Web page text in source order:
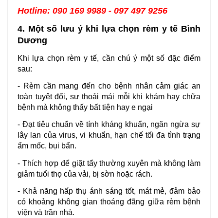
Hotline: 090 169 9989 - 097 497 9256
4. Một số lưu ý khi lựa chọn rèm y tế Bình
Dương
Khi lựa chọn rèm y tế, cần chú ý một số đặc điểm
sau:
- Rèm cần mang đến cho bệnh nhân cảm giác an
toàn tuyệt đối, sự thoải mái mỗi khi khám hay chữa
bệnh mà không thấy bất tiện hay e ngại
- Đạt tiêu chuẩn về tính kháng khuẩn, ngăn ngừa sự
lây lan của virus, vi khuẩn, hạn chế tối đa tình trạng
ẩm mốc, bụi bẩn.
- Thích hợp để giặt tẩy thường xuyên mà không làm
giảm tuổi thọ của vải, bị sờn hoặc rách.
- Khả năng hấp thụ ánh sáng tốt, mát mẻ, đảm bảo
có khoảng không gian thoáng đãng giữa rèm bệnh
viện và trần nhà.